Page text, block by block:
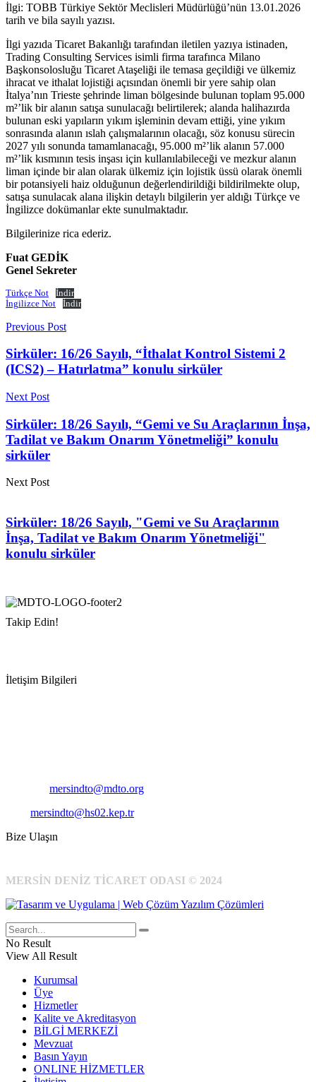
İlgi: TOBB Türkiye Sektör Meclisleri Müdürlüğü’nün 13.01.2026
tarih ve bila sayılı yazısı.
İlgi yazıda Ticaret Bakanlığı tarafından iletilen yazıya istinaden,
Trading Consulting Services isimli firma tarafınca Milano
Başkonsolosluğu Ticaret Ataşeliği ile temasa geçildiği ve ülkemiz
ihracat ve ithalat lojistiği açısından önemli bir yere sahip olan
İtalya’nın Trieste şehrinde liman bölgesinde bulunan toplam 95.000
m²’lik bir alanın satışa sunulacağı belirtilerek; alanda halihazırda
bulunan eski yapıların yıkım işleminin devam ettiği, yine yıkım
sonrasında alanın ıslah çalışmalarının olacağı, söz konusu sürecin
2027 yılı sonunda tamamlanacağı, 95.000 m²’lik alanın 57.000
m²’lik kısmının tesis inşası için kullanılabileceği ve mezkur alanın
liman içinde bir alan olarak ülkemiz için lojistik üssü olarak önemli
bir potansiyeli haiz olduğunun değerlendirildiği bildirilmekte olup,
satışa sunulacak alana ilişkin detaylı bilgilerin yer aldığı Türkçe ve
İngilizce dokümanlar ekte sunulmaktadır.
Bilgilerinize rica ederiz.
Fuat GEDİK
Genel Sekreter
Türkçe Not
İndir
İngilizce Not
İndir
Previous Post
Sirküler: 16/26 Sayılı, “İthalat Kontrol Sistemi 2
(ICS2) – Hatırlatma” konulu sirküler
Next Post
Sirküler: 18/26 Sayılı, “Gemi ve Su Araçlarının İnşa,
Tadilat ve Bakım Onarım Yönetmeliği” konulu
sirküler
Next Post
Sirküler: 18/26 Sayılı, "Gemi ve Su Araçlarının
İnşa, Tadilat ve Bakım Onarım Yönetmeliği"
konulu sirküler
Takip Edin!
İletişim Bilgileri
mersindto@mdto.org
mersindto@hs02.kep.tr
Bize Ulaşın
MERSİN DENİZ TİCARET ODASI © 2024
No Result
View All Result
Kurumsal
Üye
Hizmetler
Kalite ve Akreditasyon
BİLGİ MERKEZİ
Mevzuat
Basın Yayın
ONLINE HİZMETLER